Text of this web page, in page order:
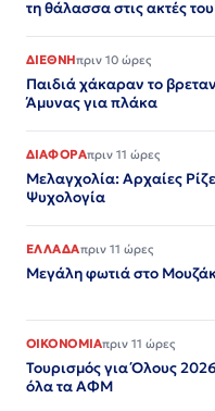
τη θάλασσα στις ακτές
ΔΙΕΘΝΗπριν 10 ώρες
Παιδιά χάκαραν το
Άμυνας για πλάκα
ΔΙΑΦΟΡΑπριν 11 ώρες
Μελαγχολία: Αρχαίες
Ψυχολογία
ΕΛΛΑΔΑπριν 11 ώρες
Μεγάλη φωτιά στο
ΟΙΚΟΝΟΜΙΑπριν 11 ώρες
Τουρισμός για Όλους
όλα τα ΑΦΜ